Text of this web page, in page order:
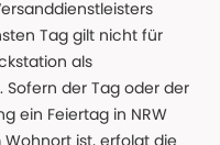
Tag gilt nicht für
als
Sofern der Tag oder der
ein Feiertag in NRW